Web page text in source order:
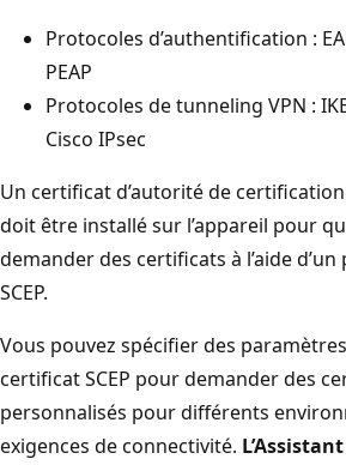
Protocoles d’authentification :
PEAP
Protocoles de tunneling VPN :
Cisco IPsec
Un certificat d’autorité de
doit être installé sur l’appareil pour
demander des certificats à l’aide
SCEP.
Vous pouvez spécifier des
certificat SCEP pour demander des
personnalisés pour différents
exigences de connectivité.